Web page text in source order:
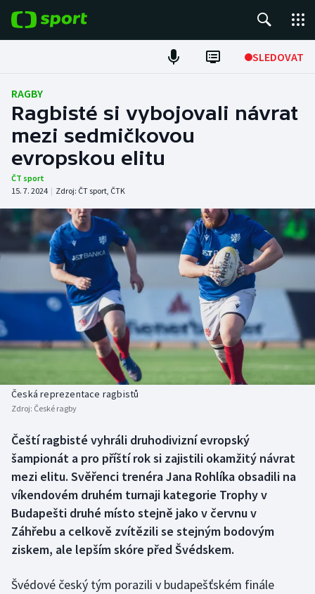
SLEDOVAT
Fotbal
Hokej
Tenis
Atletika
Cyklistika
DALŠÍ SPORTY
Americký fotbal
Baseball a softbal
Biatlon
Box
Curling
Dostihy
Florbal
NEPŘEHLÉDNĚTE
Historické návraty
Aplikace ČT sport
RAGBY
Ragbisté si vybojovali návrat
mezi sedmičkovou
evropskou elitu
ČT sport
15. 7. 2024 | Zdroj: ČT sport, ČTK
Česká reprezentace ragbistů
Zdroj: České ragby
Čeští ragbisté vyhráli druhodivizní evropský
šampionát a pro příští rok si zajistili okamžitý návrat
mezi elitu. Svěřenci trenéra Jana Rohlíka obsadili na
víkendovém druhém turnaji kategorie Trophy v
Budapešti druhé místo stejně jako v červnu v
Záhřebu a celkově zvítězili se stejným bodovým
ziskem, ale lepším skóre před Švédskem.
Švédové český tým porazili v budapešťském finále